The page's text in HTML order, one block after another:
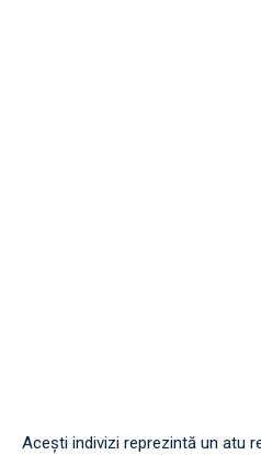
Acești indivizi reprezintă un atu